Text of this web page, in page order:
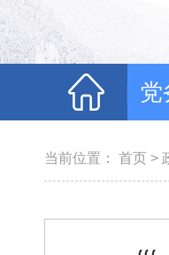
当前位置： 首页 >